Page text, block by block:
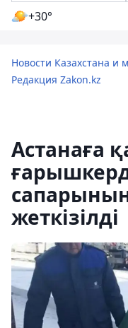
+30°
Новости Казахстана и
Редакция Zakon.kz
Астанаға
жеткізілді